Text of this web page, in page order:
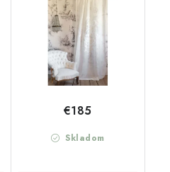
(A38706)
Skladom
€185